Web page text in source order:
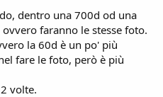
le mie foto ad un livello
è sempre il fotografo e non
solo uno spunto sul quale
dentro una 700d od una
faranno le stesse foto.
la 60d è un po' più
fare le foto, però è più
volte.